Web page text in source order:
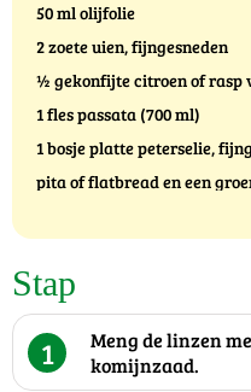
50 ml olijfolie
2 zoete uien, fijngesneden
½ gekonfijte citroen of rasp
1 fles passata (700 ml)
1 bosje platte peterselie,
pita of flatbread en een
Stap
1
Meng de linzen
komijnzaad.